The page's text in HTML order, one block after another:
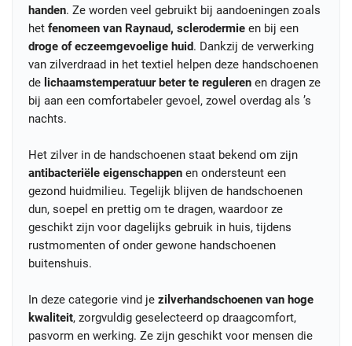
handen. Ze worden veel gebruikt bij aandoeningen zoals
het fenomeen van Raynaud, sclerodermie en bij een
droge of eczeemgevoelige huid. Dankzij de verwerking
van zilverdraad in het textiel helpen deze handschoenen
de lichaamstemperatuur beter te reguleren en dragen ze
bij aan een comfortabeler gevoel, zowel overdag als ’s
nachts.
Het zilver in de handschoenen staat bekend om zijn
antibacteriële eigenschappen en ondersteunt een
gezond huidmilieu. Tegelijk blijven de handschoenen
dun, soepel en prettig om te dragen, waardoor ze
geschikt zijn voor dagelijks gebruik in huis, tijdens
rustmomenten of onder gewone handschoenen
buitenshuis.
In deze categorie vind je zilverhandschoenen van hoge
kwaliteit, zorgvuldig geselecteerd op draagcomfort,
pasvorm en werking. Ze zijn geschikt voor mensen die